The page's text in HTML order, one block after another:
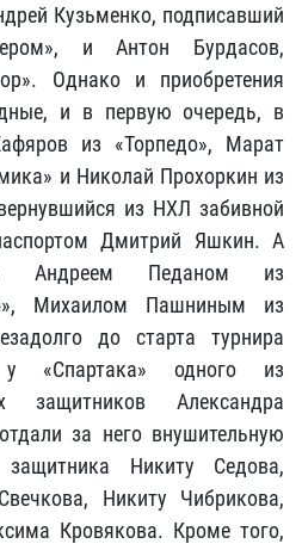
Кузьменко, подписавший
и Антон Бурдасов,
Однако и приобретения
и в первую очередь, в
из «Торпедо», Марат
и Николай Прохоркин из
из НХЛ забивной
Дмитрий Яшкин. А
Андреем Педаном из
Михаилом Пашниным из
до старта турнира
«Спартака» одного из
защитников Александра
за него внушительную
Никиту Седова,
Никиту Чибрикова,
Кровякова. Кроме того,